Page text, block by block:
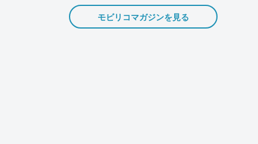
モビリコマガジンを見る